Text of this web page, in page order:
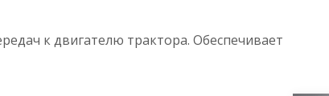
к двигателю трактора. Обеспечивает